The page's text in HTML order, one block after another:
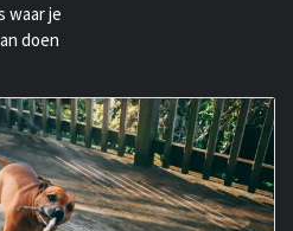
waar je
doen